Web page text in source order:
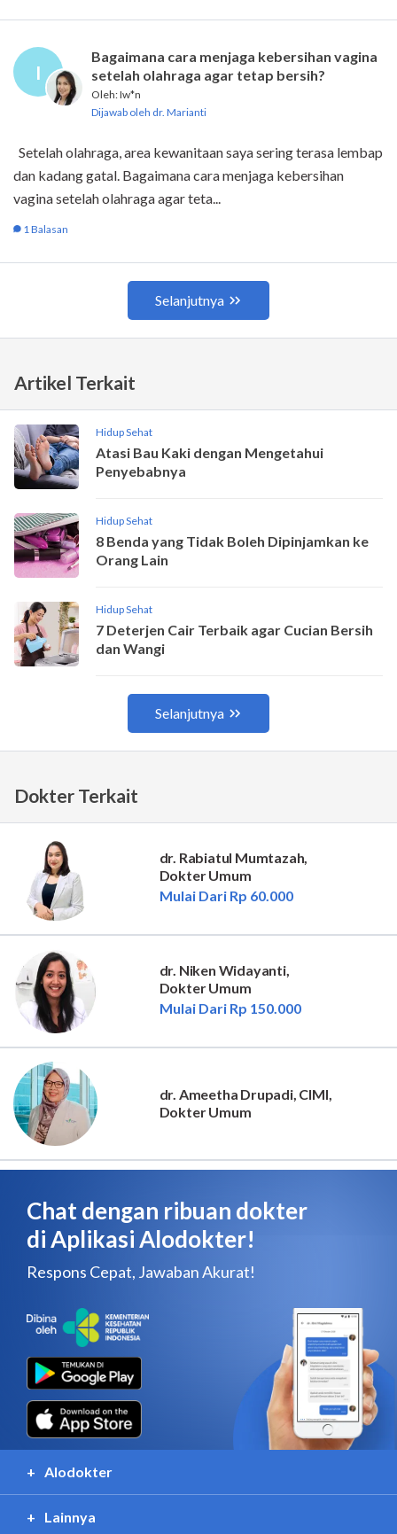
Dokter Terkait